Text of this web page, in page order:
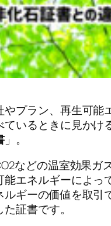
やプラン、再生可能
ているときに見かけ
」。
などの温室効果ガ
能エネルギーによっ
ルギーの価値を取引
証書です。